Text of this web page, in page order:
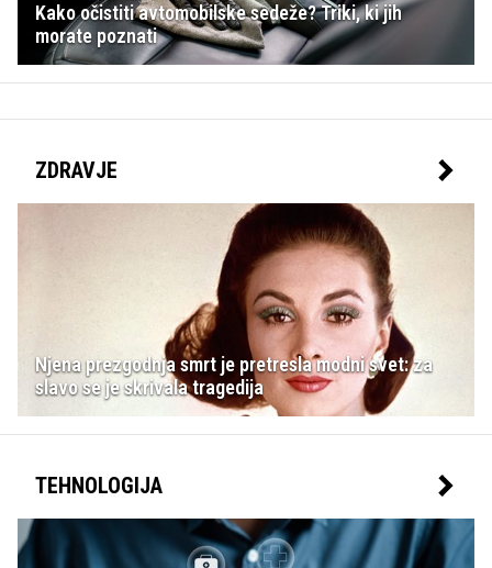
Kako očistiti avtomobilske sedeže? Triki, ki jih
morate poznati
ZDRAVJE
Njena prezgodnja smrt je pretresla modni svet: za
slavo se je skrivala tragedija
TEHNOLOGIJA